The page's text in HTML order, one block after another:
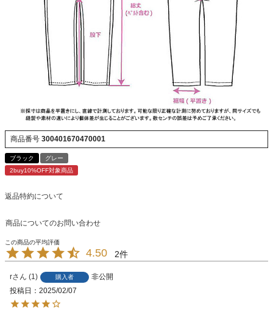
商品番号 300401670470001
ブラック
グレー
2buy10%OFF対象商品
返品特約について
商品についてのお問い合わせ
4.50 2
r 1 購入者
非公開
投稿日
2025/02/07